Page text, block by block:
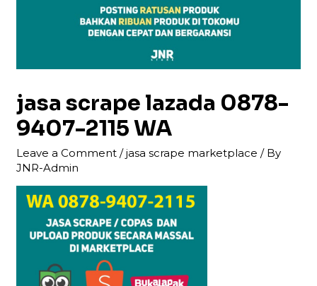
jasa scrape lazada 0878-
9407-2115 WA
Leave a Comment /jasa scrape marketplace / By
JNR-Admin